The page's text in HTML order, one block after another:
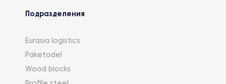
Подразделения
Eurasia logistics
Paketodel
Wood blocks